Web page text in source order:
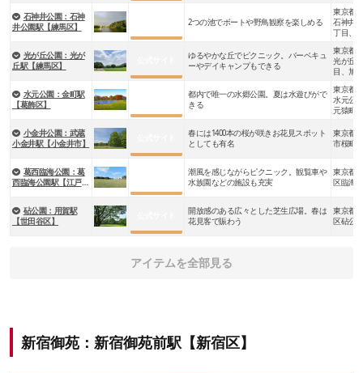
石神井公園：石神
井公園駅【練馬区】
2つの池でボートや野鳥観察を楽しめる
東京都
石神井
丁目、
光が丘公園：光が
丘駅【練馬区】
ゆるやかな丘でピクニック。バーベキュ
ーやデイキャンプもできる
東京都
光が丘2
目、旭
塚新町3
水元公園：金町駅
【葛飾区】
都内で唯一の水郷公園。夏は水遊びがで
きる
東京都
水元公
元猿町
埼玉県
高洲3丁
小金井公園：武蔵
小金井駅【小金井市】
春には1400本の桜が咲きお花見スポット
としても有名
東京都
市桜町3
葛西臨海公園：葛
西臨海公園駅【江戸川
潮風を感じながらピクニック。観覧車や
水族園などの施設も充実
東京都
区臨海
砧公園：用賀駅
【世田谷区】
開放感のある広々とした芝生広場。春は
花見客で賑わう
東京都
区砧公
アイテムを全部見る
新宿御苑：新宿御苑前駅【新宿区】